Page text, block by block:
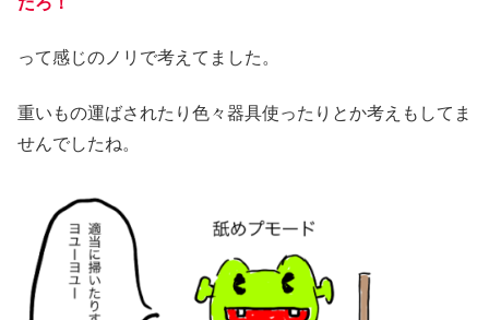
って感じのノリで考えてました。
重いもの運ばされたり色々器具使ったりとか考えもしてま
せんでしたね。